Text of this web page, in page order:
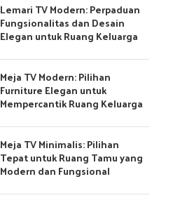
Lemari TV Modern: Perpaduan
Fungsionalitas dan Desain
Elegan untuk Ruang Keluarga
Meja TV Modern: Pilihan
Furniture Elegan untuk
Mempercantik Ruang Keluarga
Meja TV Minimalis: Pilihan
Tepat untuk Ruang Tamu yang
Modern dan Fungsional